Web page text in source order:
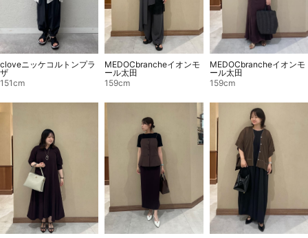
cloveニッケコルトンプラ
ザ
151cm
MEDOCbrancheイオンモ
ール太田
159cm
MEDOCbrancheイオンモ
ール太田
159cm